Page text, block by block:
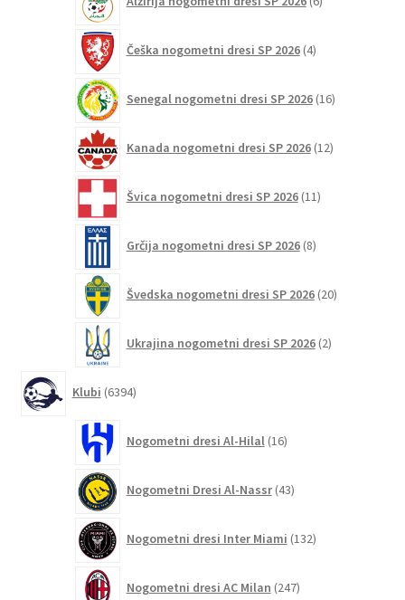
izdelkov
Češka nogometni dresi SP 2026 4izdelki
Senegal nogometni dresi SP 2026 16izdelkov
Kanada nogometni dresi SP 2026 12izdelkov
Švica nogometni dresi SP 2026 11izdelkov
Grčija nogometni dresi SP 2026 8izdelkov
Švedska nogometni dresi SP 2026 20izdelkov
Ukrajina nogometni dresi SP 2026 2izdelka
Klubi 6394izdelkov
Nogometni dresi Al-Hilal 16izdelkov
Nogometni Dresi Al-Nassr 43izdelkov
Nogometni dresi Inter Miami 132izdelkov
Nogometni dresi AC Milan 247izdelkov